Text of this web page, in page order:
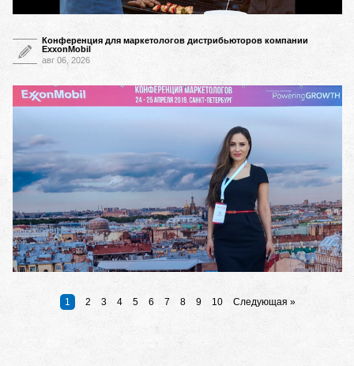
Конференция для маркетологов дистрибьюторов компании
ExxonMobil
авг 06, 2026
1 2 3 4 5 6 7 8 9 10 Следующая